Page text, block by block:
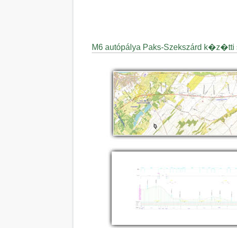
M6 autópálya Paks-Szekszárd k�z�tti